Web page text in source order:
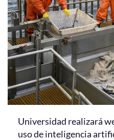
Universidad realizará
uso de inteligencia